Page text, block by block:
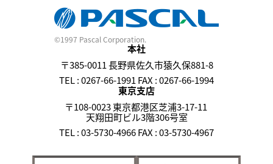
©1997 Pascal Corporation.
本社
〒385-0011 長野県佐久市猿久保881-8
TEL : 0267-66-1991 FAX : 0267-66-1994
東京支店
〒108-0023 東京都港区芝浦3-17-11
天翔田町ビル3階306号室
TEL : 03-5730-4966 FAX : 03-5730-4967